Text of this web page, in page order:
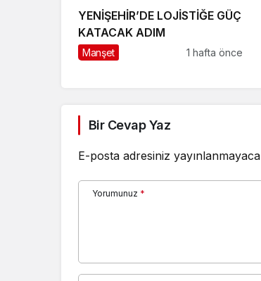
YENİŞEHİR’DE LOJİSTİĞE GÜÇ
KATACAK ADIM
Manşet 1 hafta önce
Bir Cevap Yaz
E-posta adresiniz
Yorumunuz *